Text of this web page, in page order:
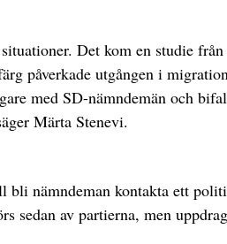
Det kom en studie
påverkade utgången i
med SD-nämndemän och
Märta Stenevi.
bli nämndeman kontakta ett
sedan av partierna, men